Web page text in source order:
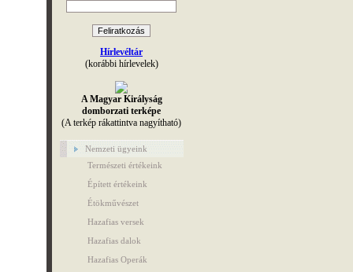
Hírlevéltár
(korábbi hírlevelek)
A Magyar Királyság
domborzati terképe
(A terkép rákattintva nagyítható)
Nemzeti ügyeink
Természeti értékeink
Épített értékeink
Étökművészet
Hazafias versek
Hazafias dalok
Hazafias Operák